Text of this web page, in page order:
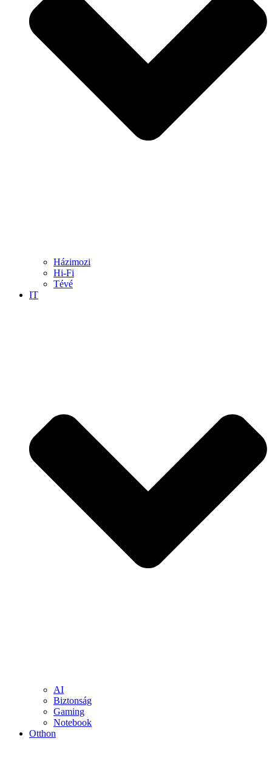
Házimozi
Hi-Fi
Tévé
IT
AI
Biztonság
Gaming
Notebook
Otthon